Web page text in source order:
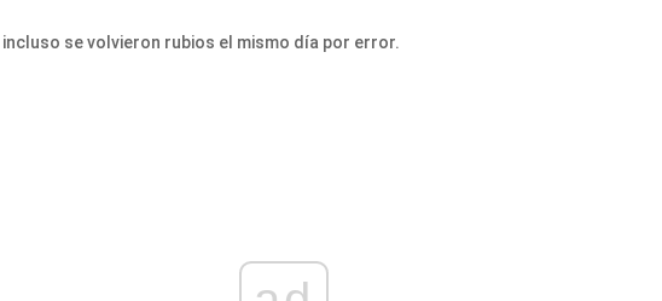
incluso se volvieron rubios el mismo día por error.